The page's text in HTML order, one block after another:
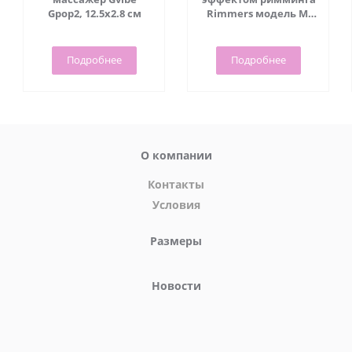
Gpop2, 12.5х2.8 см
Подробнее
Rimmers модель M,
Подробнее
О компании
Контакты
Условия
Размеры
Новости